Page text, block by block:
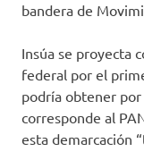
bandera de
Insúa se proyecta
federal por el
podría obtener
corresponde al
esta demarcación